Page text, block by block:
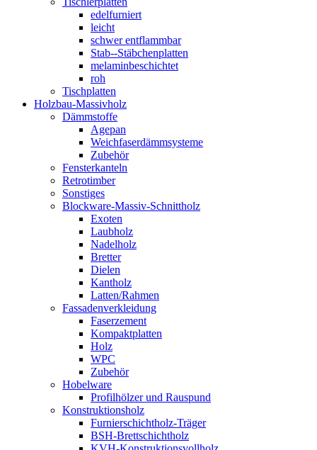
edelfurniert
leicht
schwer entflammbar
Stab--Stäbchenplatten
melaminbeschichtet
roh
Tischplatten
Holzbau-Massivholz
Dämmstoffe
Agepan
Weichfaserdämmsysteme
Zubehör
Fensterkanteln
Retrotimber
Sonstiges
Blockware-Massiv-Schnittholz
Exoten
Laubholz
Nadelholz
Bretter
Dielen
Kantholz
Latten/Rahmen
Fassadenverkleidung
Faserzement
Kompaktplatten
Holz
WPC
Zubehör
Hobelware
Profilhölzer und Rauspund
Konstruktionsholz
Furnierschichtholz-Träger
BSH-Brettschichtholz